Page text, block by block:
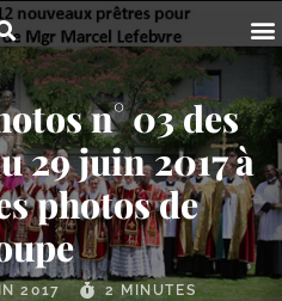
n° 03 des
29 juin 2017 à
photos de
2017 2 MINUTES